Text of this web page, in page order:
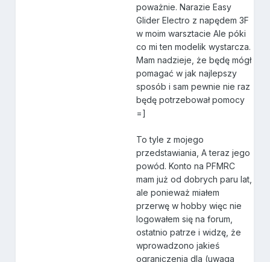
poważnie. Narazie Easy
Glider Electro z napędem 3F
w moim warsztacie Ale póki
co mi ten modelik wystarcza.
Mam nadzieje, że będę mógł
pomagać w jak najlepszy
sposób i sam pewnie nie raz
będę potrzebował pomocy
=]
To tyle z mojego
przedstawiania, A teraz jego
powód. Konto na PFMRC
mam już od dobrych paru lat,
ale ponieważ miałem
przerwę w hobby więc nie
logowałem się na forum,
ostatnio patrze i widzę, że
wprowadzono jakieś
ograniczenia dla (uwaga